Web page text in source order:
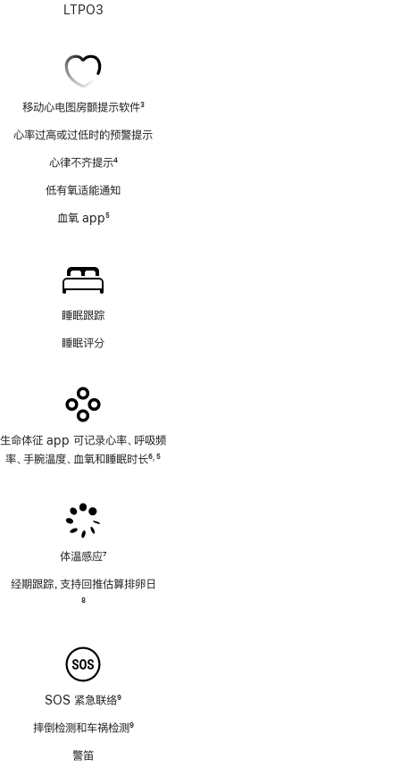
LTPO3
移动心电图房颤提示软件3
心率过高或过低时的预警提示
心律不齐提示4
低有氧适能通知
血氧 app5
睡眠跟踪
睡眠评分
生命体征 app 可记录心率、呼吸频
率、手腕温度、血氧和睡眠时长6 5
体温感应7
经期跟踪，支持回推估算排卵日
8
SOS 紧急联络9
摔倒检测和车祸检测9
警笛